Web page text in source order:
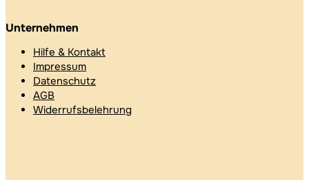
Unternehmen
Hilfe & Kontakt
Impressum
Datenschutz
AGB
Widerrufsbelehrung